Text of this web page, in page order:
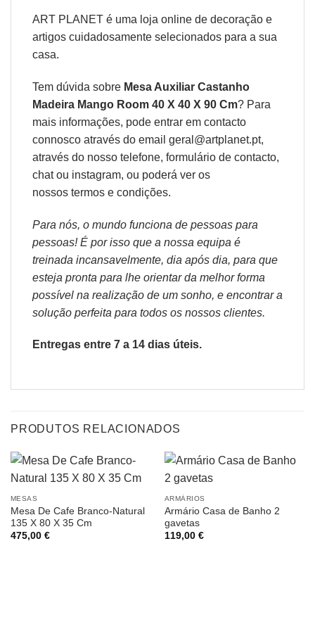
ART PLANET é uma loja online de decoração e
artigos cuidadosamente selecionados para a sua
casa.
Tem dúvida sobre Mesa Auxiliar Castanho
Madeira Mango Room 40 X 40 X 90 Cm? Para
mais informações, pode entrar em contacto
connosco através do email geral@artplanet.pt,
através do nosso telefone, formulário de contacto,
chat ou instagram, ou poderá ver os
nossos termos e condições.
Para nós, o mundo funciona de pessoas para
pessoas! É por isso que a nossa equipa é
treinada incansavelmente, dia após dia, para que
esteja pronta para lhe orientar da melhor forma
possível na realização de um sonho, e encontrar a
solução perfeita para todos os nossos clientes.
Entregas entre 7 a 14 dias úteis.
PRODUTOS RELACIONADOS
MESAS
Mesa De Cafe Branco-Natural
135 X 80 X 35 Cm
475,00 €
ARMÁRIOS
Armário Casa de Banho 2
gavetas
119,00 €